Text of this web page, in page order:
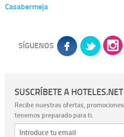
Casabermeja
SÍGUENOS
SUSCRÍBETE A HOTELES.NET
Recibe nuestras ofertas,
tenemos preparado para ti.